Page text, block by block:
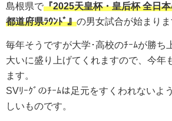
島根県で『2025天皇杯・皇后杯 全日
都道府県ﾗｳﾝﾄﾞ』の男女試合が始まりま
毎年そうですが大学･高校のﾁｰﾑが勝ち
大いに盛り上げてくれますので、今年
ます。
SVﾘｰｸﾞのﾁｰﾑは足元をすくわれないよ
しいものです。